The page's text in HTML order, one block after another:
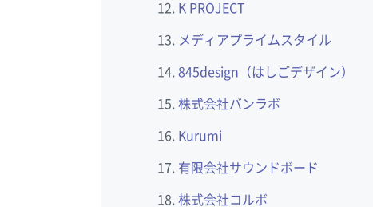
K PROJECT
メディアプライムスタイル
845design（はしごデザイン）
株式会社バンラボ
Kurumi
有限会社サウンドボード
株式会社コルボ